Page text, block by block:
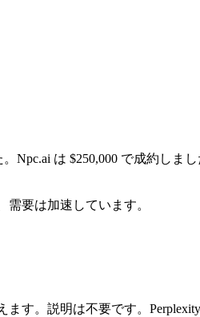
は $250,000 で成約しまし
要は加速しています。
。説明は不要です。